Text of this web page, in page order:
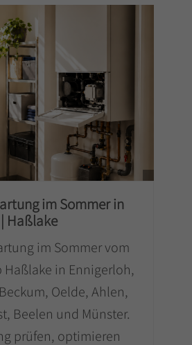
im Sommer in
Haßlake
im Sommer vom
Haßlake in Ennigerloh,
Oelde, Ahlen,
Beelen und Münster.
prüfen, optimieren